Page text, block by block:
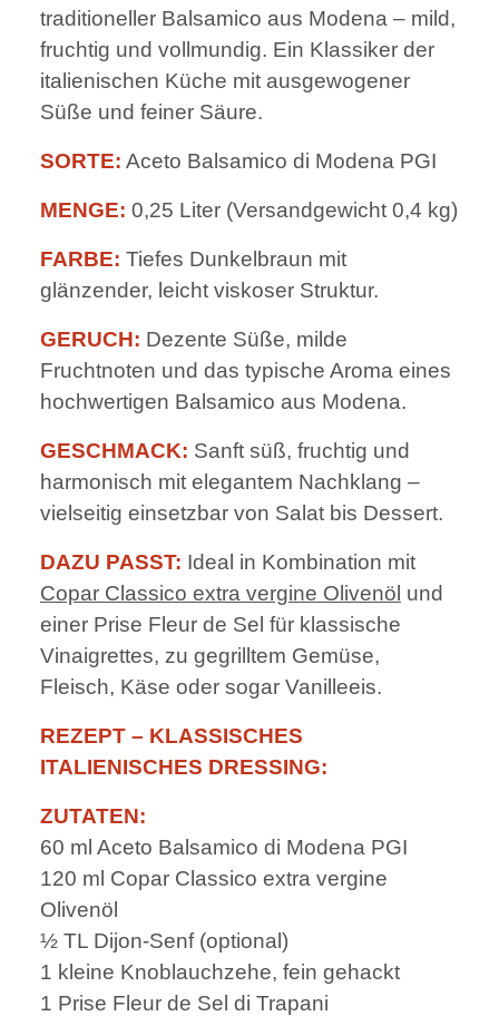
traditioneller Balsamico aus Modena – mild,
fruchtig und vollmundig. Ein Klassiker der
italienischen Küche mit ausgewogener
Süße und feiner Säure.
SORTE: Aceto Balsamico di Modena PGI
MENGE: 0,25 Liter (Versandgewicht 0,4 kg)
FARBE: Tiefes Dunkelbraun mit
glänzender, leicht viskoser Struktur.
GERUCH: Dezente Süße, milde
Fruchtnoten und das typische Aroma eines
hochwertigen Balsamico aus Modena.
GESCHMACK: Sanft süß, fruchtig und
harmonisch mit elegantem Nachklang –
vielseitig einsetzbar von Salat bis Dessert.
DAZU PASST: Ideal in Kombination mit
Copar Classico extra vergine Olivenöl und
einer Prise Fleur de Sel für klassische
Vinaigrettes, zu gegrilltem Gemüse,
Fleisch, Käse oder sogar Vanilleeis.
REZEPT – KLASSISCHES
ITALIENISCHES DRESSING:
ZUTATEN:
60 ml Aceto Balsamico di Modena PGI
120 ml Copar Classico extra vergine
Olivenöl
½ TL Dijon-Senf (optional)
1 kleine Knoblauchzehe, fein gehackt
1 Prise Fleur de Sel di Trapani